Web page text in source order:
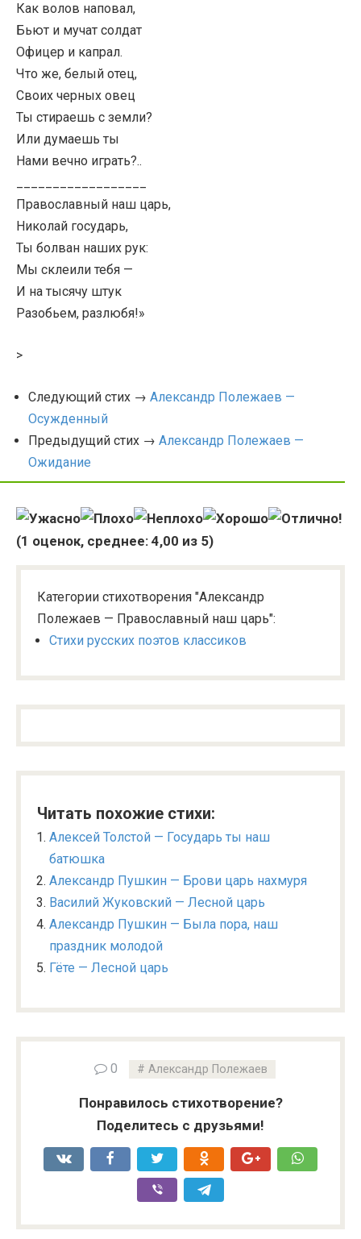
Как волов наповал,
Бьют и мучат солдат
Офицер и капрал.
Что же, белый отец,
Своих черных овец
Ты стираешь с земли?
Или думаешь ты
Нами вечно играть?..
Православный наш царь,
Николай государь,
Ты болван наших рук:
Мы склеили тебя —
И на тысячу штук
Разобьем, разлюбя!»
>
Следующий стих → Александр Полежаев —
Осужденный
Предыдущий стих → Александр Полежаев —
Ожидание
(1 оценок, среднее: 4,00 из 5)
Категории стихотворения "Александр
Полежаев — Православный наш царь":
Стихи русских поэтов классиков
Читать похожие стихи:
Алексей Толстой — Государь ты наш
батюшка
Александр Пушкин — Брови царь нахмуря
Василий Жуковский — Лесной царь
Александр Пушкин — Была пора, наш
праздник молодой
Гёте — Лесной царь
0 Александр Полежаев
Понравилось стихотворение?
Поделитесь с друзьями!